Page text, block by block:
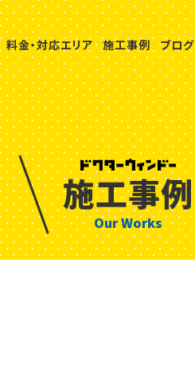
料金・対応エリア 施工事例 ブログ
施工事例
Our Works